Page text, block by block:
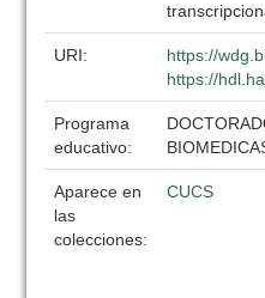
URI:
https://
https://
Programa
educativo:
Aparece en
las
colecciones:
CUCS